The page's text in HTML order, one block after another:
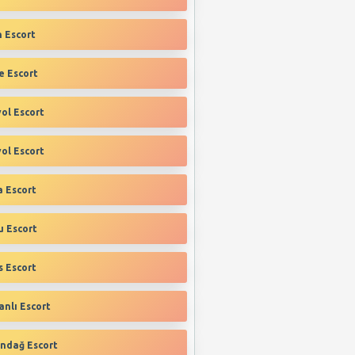
Escort
Escort
Escort
Escort
Escort
Escort
Escort
Escort
Escort